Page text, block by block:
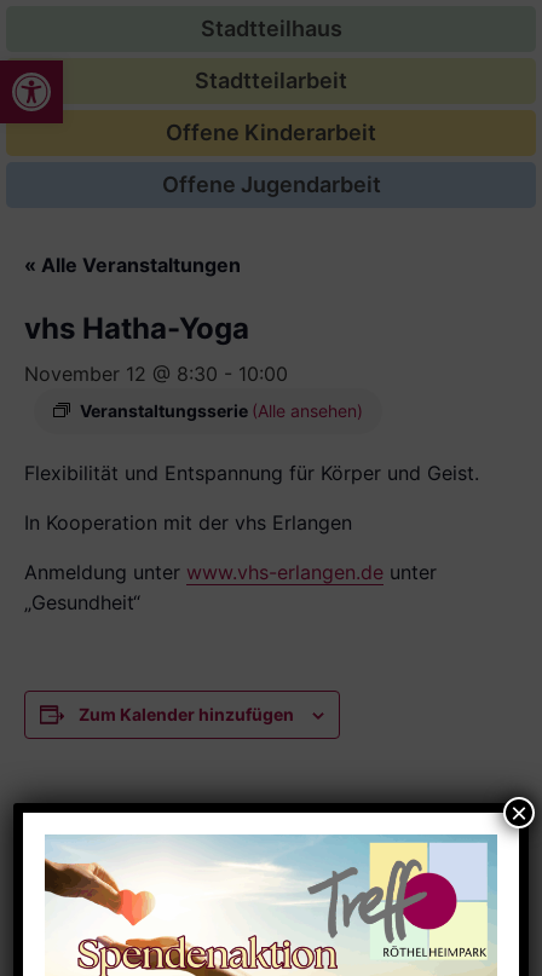
Werkzeugleiste öffnen
Stadtteilhaus
Stadtteilarbeit
Offene Kinderarbeit
Offene Jugendarbeit
« Alle Veranstaltungen
vhs Hatha-Yoga
November 12 @ 8:30 - 10:00
Veranstaltungsserie (Alle ansehen)
Flexibilität und Entspannung für Körper und Geist.
In Kooperation mit der vhs Erlangen
Anmeldung unter www.vhs-erlangen.de unter
„Gesundheit“
Zum Kalender hinzufügen
Datum:
November 12
8:30 - 10:00